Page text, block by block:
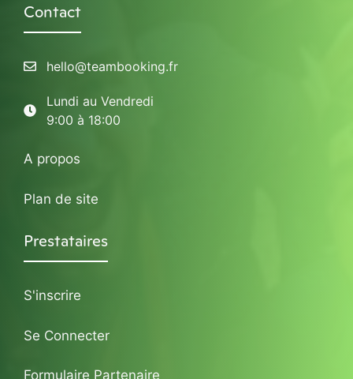
Contact
hello@teambooking.fr
Lundi au Vendredi
9:00 à 18:00
A propos
Plan de site
Prestataires
S'inscrire
Se Connecter
Formulaire Partenaire